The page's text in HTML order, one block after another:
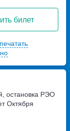
билет
остановка РЭО
Октября